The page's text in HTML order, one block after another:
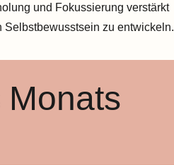
und Fokussierung verstärkt
zu entwickeln.